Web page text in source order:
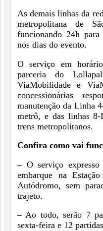
As demais linhas da
metropolitana de
funcionando 24h para
nos dias do evento.
O serviço em
parceria do
ViaMobilidade e
concessionárias
manutenção da Linha
metrô, e das linhas 8-
trens metropolitanos.
Confira como vai
– O serviço
embarque na
Autódromo, sem
trajeto.
– Ao todo, serão 7
sexta-feira e 12